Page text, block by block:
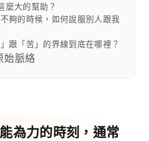
麼大的幫助？
夠的時候，如何說服別人跟我
跟「苦」的界線到底在哪裡？
始脈絡
為力的時刻，通常